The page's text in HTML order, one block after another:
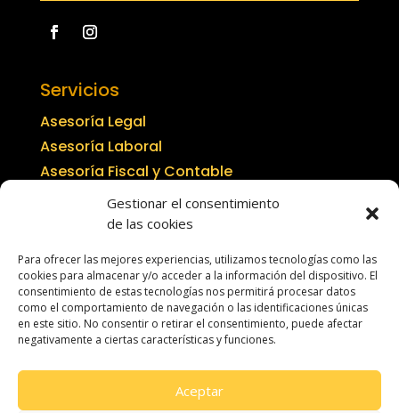
Gestionar el consentimiento
de las cookies
Para ofrecer las mejores experiencias, utilizamos tecnologías como las
cookies para almacenar y/o acceder a la información del dispositivo. El
consentimiento de estas tecnologías nos permitirá procesar datos
como el comportamiento de navegación o las identificaciones únicas
en este sitio. No consentir o retirar el consentimiento, puede afectar
negativamente a ciertas características y funciones.
Aceptar
Servicios
Asesoría Legal
Asesoría Laboral
Asesoría Fiscal y Contable
Concertar Cita